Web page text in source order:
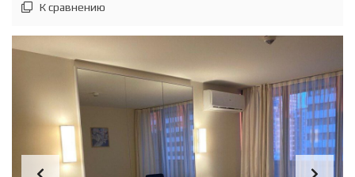
К сравнению